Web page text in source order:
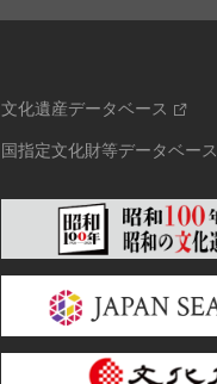
文化遺産データベース
国指定文化財等データベース